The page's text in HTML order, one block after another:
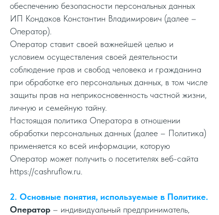
обеспечению безопасности персональных данных
ИП Кондаков Константин Владимирович (далее –
Оператор).
Оператор ставит своей важнейшей целью и
условием осуществления своей деятельности
соблюдение прав и свобод человека и гражданина
при обработке его персональных данных, в том числе
защиты прав на неприкосновенность частной жизни,
личную и семейную тайну.
Настоящая политика Оператора в отношении
обработки персональных данных (далее – Политика)
применяется ко всей информации, которую
Оператор может получить о посетителях веб-сайта
https://cashruflow.ru.
2. Основные понятия, используемые в Политике.
Оператор – индивидуальный предприниматель,